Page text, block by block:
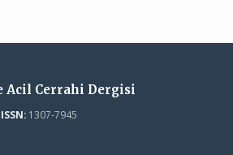
Acil Cerrahi Dergisi
1307-7945